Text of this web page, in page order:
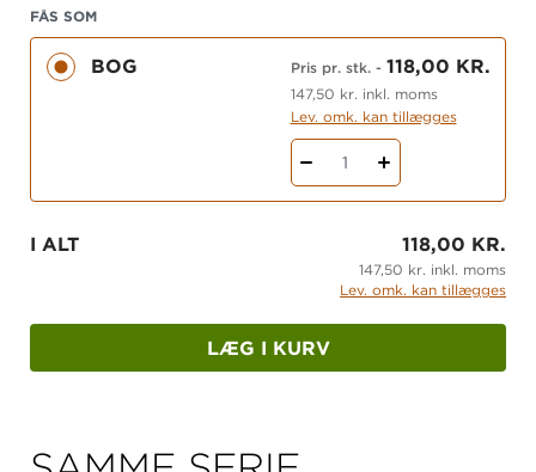
FÅS SOM
BOG Pris pr. stk.- 118,00 KR.
147,50 kr. inkl. moms
Lev. omk. kan tillægges
1
I ALT 118,00 KR.
147,50 kr. inkl. moms
Lev. omk. kan tillægges
LÆG I KURV